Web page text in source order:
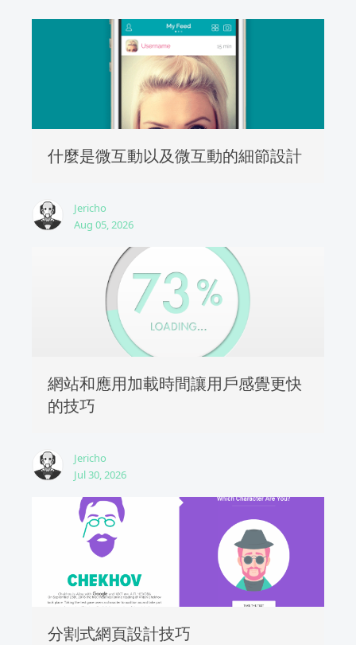
什麼是微互動以及微互動的細節設計
Jericho
Aug 05, 2026
網站和應用加載時間讓用戶感覺更快
的技巧
Jericho
Jul 30, 2026
分割式網頁設計技巧